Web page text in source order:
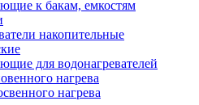
к бакам, емкостям
накопительные
для водонагревателей
нагрева
нагрева